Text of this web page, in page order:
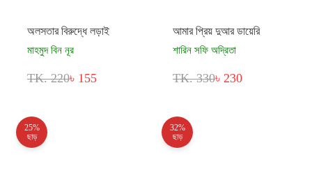
অলসতার বিরুদ্ধে লড়াই
মাহমুদ বিন নূর
TK. 220৳ 155
আমার প্রিয় দুআর ডায়েরি
শারিন সফি অদ্রিতা
TK. 330৳ 230
25%
ছাড়
32%
ছাড়